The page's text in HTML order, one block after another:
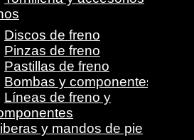
Discos de freno
Pinzas de freno
Pastillas de freno
Bombas y componentes
Líneas de freno y
y mandos de pie